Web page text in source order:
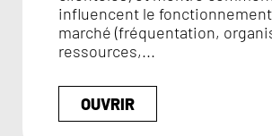
influencent le
marché (fréquentation,
ressources,...
OUVRIR